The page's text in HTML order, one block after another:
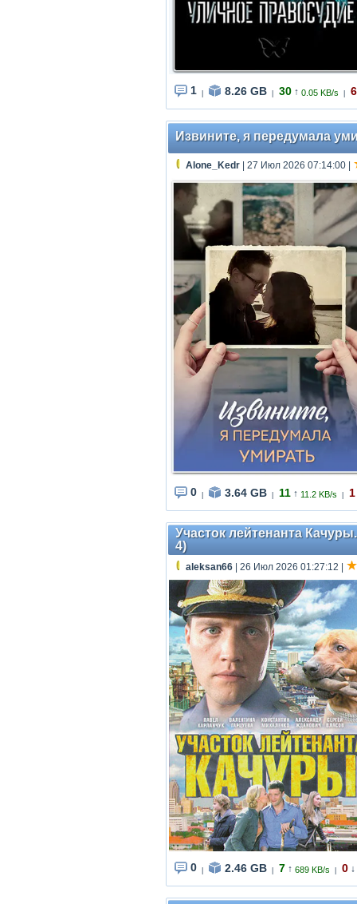
1 8.26 GB 30 ↑ 0.05 KB/s 6
Извините, я передумала
Alone_Kedr | 27 Июл 2026 07:14:00
0 3.64 GB 11 ↑ 11.2 KB/s 1
Участок лейтенанта
4)
aleksan66 | 26 Июл 2026 01:27:12
0 2.46 GB 7 ↑ 689 KB/s 0 ↓